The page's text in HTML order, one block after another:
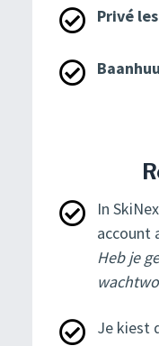
Privé les
In
account
Heb je
Je kiest